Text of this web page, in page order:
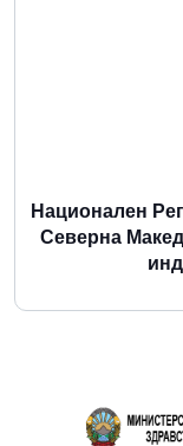
Национален
Северна